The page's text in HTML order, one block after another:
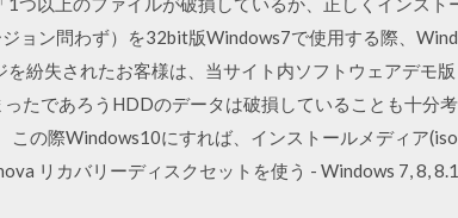
ョン問わず）を32bit版Windows7で使用する際、
を紛失されたお客様は、当サイト内ソフトウェアデモ
たであろうHDDのデータは破損していることも十分
この際Windows10にすれば、インストールメディア
リカバリーディスクセットを使う - Windows 7, 8, 8.1